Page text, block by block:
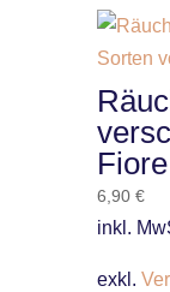
6,90 €
inkl.
exkl.